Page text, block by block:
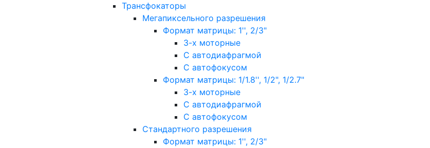
Трансфокаторы
Мегапиксельного разрешения
Формат матрицы: 1'', 2/3"
3-х моторные
С автодиафрагмой
С автофокусом
Формат матрицы: 1/1.8'', 1/2", 1/2.7"
3-х моторные
С автодиафрагмой
С автофокусом
Стандартного разрешения
Формат матрицы: 1'', 2/3"